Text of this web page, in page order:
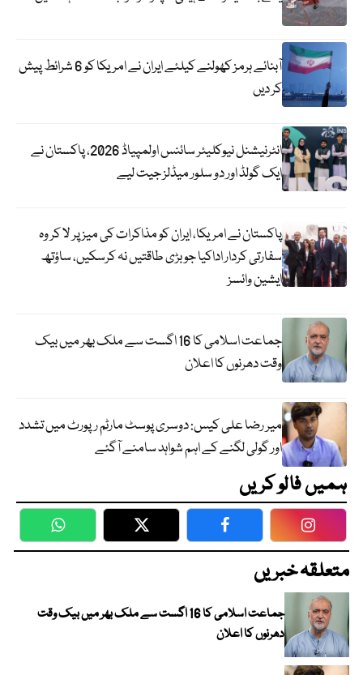
آبنائے ہرمز کھولنے کیلئے ایران نے امریکا کو 6 شرائط پیش
کر دیں
انٹرنیشنل نیوکلیئر سائنس اولمپیاڈ 2026، پاکستان نے
ایک گولڈ اور دو سلور میڈلز جیت لیے
پاکستان نے امریکا، ایران کو مذاکرات کی میز پر لا کر وہ
سفارتی کردار اداکیا جو بڑی طاقتیں نہ کرسکیں، ساؤتھ
ایشین وائسز
جماعت اسلامی کا 16 اگست سے ملک بھر میں بیک
وقت دھرنوں کا اعلان
میر رضا علی کیس: دوسری پوسٹ مارٹم رپورٹ میں تشدد
اور گولی لگنے کے اہم شواہد سامنے آگئے
ہمیں فالو کریں
WhatsApp Twitter Facebook
متعلقہ خبریں
جماعت اسلامی کا 16 اگست سے ملک بھر میں بیک وقت
دھرنوں کا اعلان